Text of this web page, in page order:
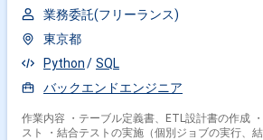
業務委託(フリーランス)
東京都
Python
SQL
バックエンドエンジニア
作業内容 ・テーブル定義書、ETL設計書の作成
スト ・結合テストの実施（個別ジョブの実行、
インフラエンジニア
サーバーサイド